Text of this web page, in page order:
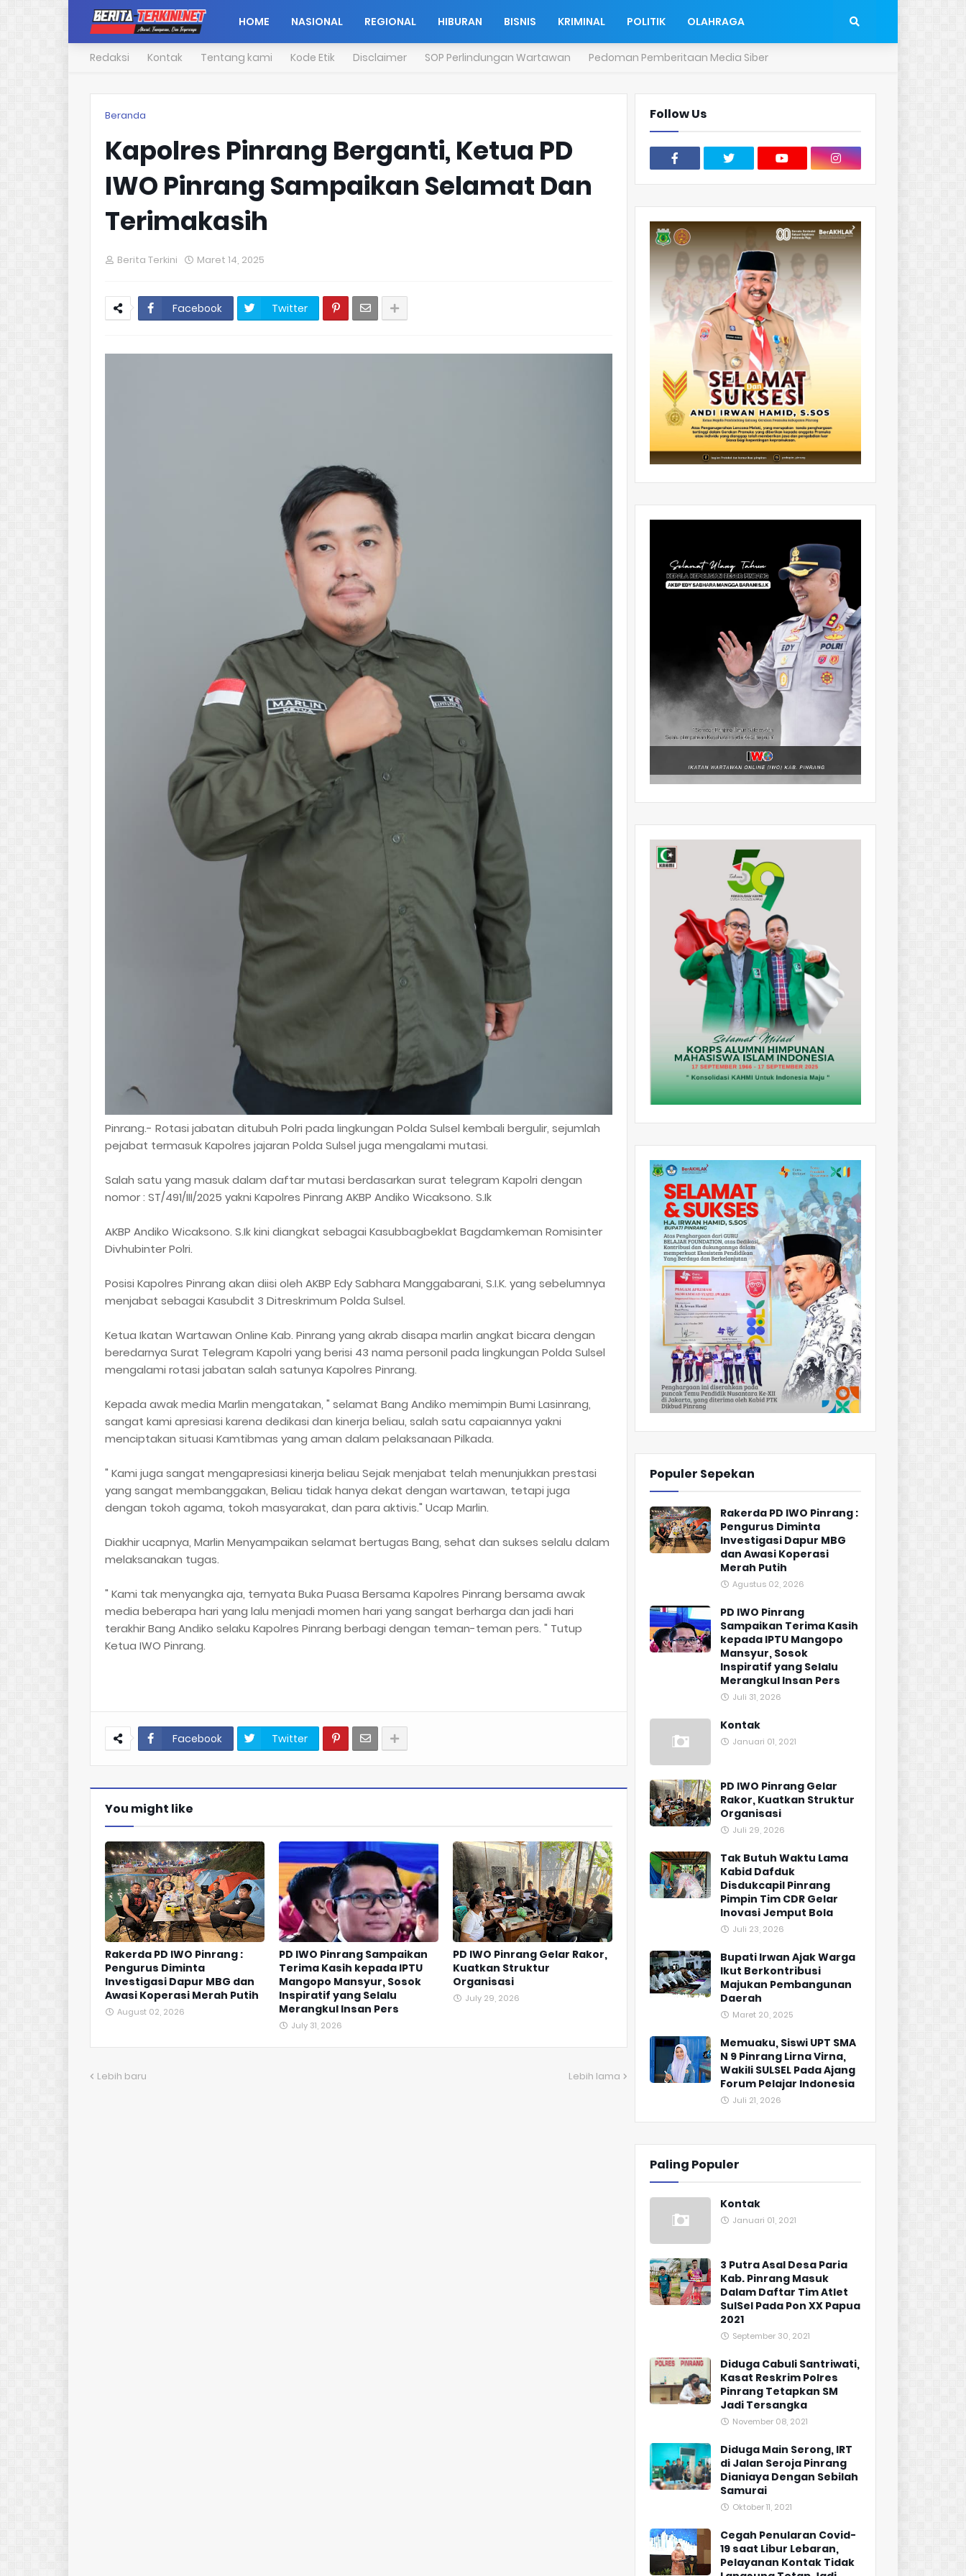
HOME NASIONAL REGIONAL HIBURAN BISNIS KRIMINAL POLITIK OLAHRAGA
Redaksi Kontak Tentang kami Kode Etik Disclaimer SOP Perlindungan Wartawan Pedoman Pemberitaan Media Siber
Beranda
Kapolres Pinrang Berganti, Ketua PD
IWO Pinrang Sampaikan Selamat Dan
Terimakasih
Berita Terkini Maret 14, 2025
Facebook Twitter
Pinrang.- Rotasi jabatan ditubuh Polri pada lingkungan Polda Sulsel kembali bergulir, sejumlah
pejabat termasuk Kapolres jajaran Polda Sulsel juga mengalami mutasi.
Salah satu yang masuk dalam daftar mutasi berdasarkan surat telegram Kapolri dengan
nomor : ST/491/III/2025 yakni Kapolres Pinrang AKBP Andiko Wicaksono. S.Ik
AKBP Andiko Wicaksono. S.Ik kini diangkat sebagai Kasubbagbeklat Bagdamkeman Romisinter
Divhubinter Polri.
Posisi Kapolres Pinrang akan diisi oleh AKBP Edy Sabhara Manggabarani, S.I.K. yang sebelumnya
menjabat sebagai Kasubdit 3 Ditreskrimum Polda Sulsel.
Ketua Ikatan Wartawan Online Kab. Pinrang yang akrab disapa marlin angkat bicara dengan
beredarnya Surat Telegram Kapolri yang berisi 43 nama personil pada lingkungan Polda Sulsel
mengalami rotasi jabatan salah satunya Kapolres Pinrang.
Kepada awak media Marlin mengatakan, " selamat Bang Andiko memimpin Bumi Lasinrang,
sangat kami apresiasi karena dedikasi dan kinerja beliau, salah satu capaiannya yakni
menciptakan situasi Kamtibmas yang aman dalam pelaksanaan Pilkada.
" Kami juga sangat mengapresiasi kinerja beliau Sejak menjabat telah menunjukkan prestasi
yang sangat membanggakan, Beliau tidak hanya dekat dengan wartawan, tetapi juga
dengan tokoh agama, tokoh masyarakat, dan para aktivis." Ucap Marlin.
Diakhir ucapnya, Marlin Menyampaikan selamat bertugas Bang, sehat dan sukses selalu dalam
melaksanakan tugas.
" Kami tak menyangka aja, ternyata Buka Puasa Bersama Kapolres Pinrang bersama awak
media beberapa hari yang lalu menjadi momen hari yang sangat berharga dan jadi hari
terakhir Bang Andiko selaku Kapolres Pinrang berbagi dengan teman-teman pers. " Tutup
Ketua IWO Pinrang.
Facebook Twitter
You might like
Rakerda PD IWO Pinrang :
Pengurus Diminta
Investigasi Dapur MBG dan
Awasi Koperasi Merah Putih
August 02, 2026
PD IWO Pinrang Sampaikan
Terima Kasih kepada IPTU
Mangopo Mansyur, Sosok
Inspiratif yang Selalu
Merangkul Insan Pers
July 31, 2026
PD IWO Pinrang Gelar Rakor,
Kuatkan Struktur
Organisasi
July 29, 2026
Lebih baru Lebih lama
Follow Us
Populer Sepekan
Rakerda PD IWO Pinrang :
Pengurus Diminta
Investigasi Dapur MBG
dan Awasi Koperasi
Merah Putih
Agustus 02, 2026
PD IWO Pinrang
Sampaikan Terima Kasih
kepada IPTU Mangopo
Mansyur, Sosok
Inspiratif yang Selalu
Merangkul Insan Pers
Juli 31, 2026
Kontak
Januari 01, 2021
PD IWO Pinrang Gelar
Rakor, Kuatkan Struktur
Organisasi
Juli 29, 2026
Tak Butuh Waktu Lama
Kabid Dafduk
Disdukcapil Pinrang
Pimpin Tim CDR Gelar
Inovasi Jemput Bola
Juli 23, 2026
Bupati Irwan Ajak Warga
Ikut Berkontribusi
Majukan Pembangunan
Daerah
Maret 20, 2025
Memuaku, Siswi UPT SMA
N 9 Pinrang Lirna Virna,
Wakili SULSEL Pada Ajang
Forum Pelajar Indonesia
Juli 21, 2026
Paling Populer
Kontak
Januari 01, 2021
3 Putra Asal Desa Paria
Kab. Pinrang Masuk
Dalam Daftar Tim Atlet
SulSel Pada Pon XX Papua
2021
September 30, 2021
Diduga Cabuli Santriwati,
Kasat Reskrim Polres
Pinrang Tetapkan SM
Jadi Tersangka
November 08, 2021
Diduga Main Serong, IRT
di Jalan Seroja Pinrang
Dianiaya Dengan Sebilah
Samurai
Oktober 11, 2021
Cegah Penularan Covid-
19 saat Libur Lebaran,
Pelayanan Kontak Tidak